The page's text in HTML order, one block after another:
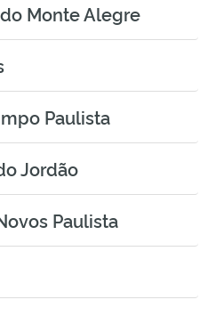
Monte Alegre
Paulista
Jordão
Paulista